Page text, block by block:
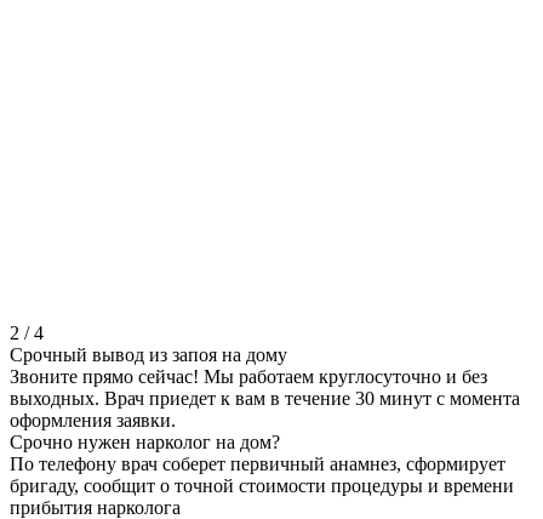
2 /4
Срочный вывод из запоя на дому
Звоните прямо сейчас! Мы работаем круглосуточно и без
выходных. Врач приедет к вам в течение 30 минут с момента
оформления заявки.
Срочно нужен нарколог на дом?
По телефону врач соберет первичный анамнез, сформирует
бригаду, сообщит о точной стоимости процедуры и времени
прибытия нарколога